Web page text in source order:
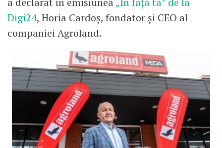
Digi24, Horia Cardoș, fondator și CEO al
companiei Agroland.